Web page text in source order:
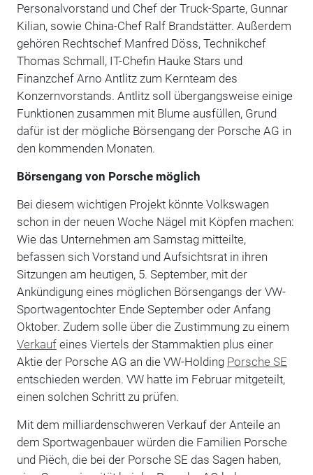
Personalvorstand und Chef der Truck-Sparte, Gunnar
Kilian, sowie China-Chef Ralf Brandstätter. Außerdem
gehören Rechtschef Manfred Döss, Technikchef
Thomas Schmall, IT-Chefin Hauke Stars und
Finanzchef Arno Antlitz zum Kernteam des
Konzernvorstands. Antlitz soll übergangsweise einige
Funktionen zusammen mit Blume ausfüllen, Grund
dafür ist der mögliche Börsengang der Porsche AG in
den kommenden Monaten.
Börsengang von Porsche möglich
Bei diesem wichtigen Projekt könnte Volkswagen
schon in der neuen Woche Nägel mit Köpfen machen:
Wie das Unternehmen am Samstag mitteilte,
befassen sich Vorstand und Aufsichtsrat in ihren
Sitzungen am heutigen, 5. September, mit der
Ankündigung eines möglichen Börsengangs der VW-
Sportwagentochter Ende September oder Anfang
Oktober. Zudem solle über die Zustimmung zu einem
Verkaufeines Viertels der Stammaktien plus einer
Aktie der Porsche AG an die VW-Holding Porsche SE
entschieden werden. VW hatte im Februar mitgeteilt,
einen solchen Schritt zu prüfen.
Mit dem milliardenschweren Verkauf der Anteile an
dem Sportwagenbauer würden die Familien Porsche
und Piëch, die bei der Porsche SE das Sagen haben,